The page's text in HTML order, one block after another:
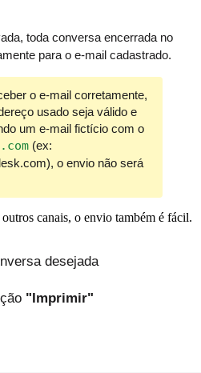
toda conversa encerrada no
para o e-mail cadastrado.
o e-mail corretamente,
usado seja válido e
um e-mail fictício com o
(ex:
o envio não será
canais, o envio também é fácil.
desejada
"Imprimir"